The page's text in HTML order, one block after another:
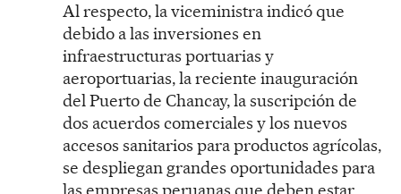
Al respecto, la viceministra indicó que
debido a las inversiones en
infraestructuras portuarias y
aeroportuarias, la reciente inauguración
del Puerto de Chancay, la suscripción de
dos acuerdos comerciales y los nuevos
accesos sanitarios para productos agrícolas,
se despliegan grandes oportunidades para